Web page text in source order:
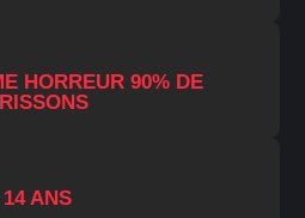
HORREUR 90% DE
14 ANS